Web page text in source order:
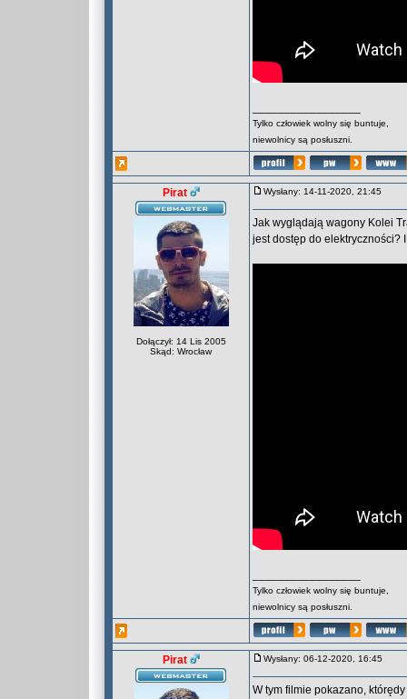
Tylko człowiek wolny się buntuje,
niewolnicy są posłuszni.
Pirat
Dołączył: 14 Lis 2005
Skąd: Wrocław
Wysłany: 14-11-2020, 21:45
Jak wyglądają wagony Kolei
jest dostęp do elektryczności?
Tylko człowiek wolny się buntuje,
niewolnicy są posłuszni.
Pirat Wysłany: 06-12-2020, 16:45
W tym filmie pokazano,